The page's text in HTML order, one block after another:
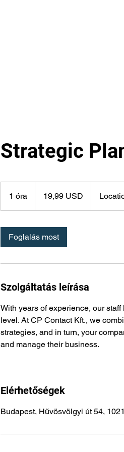
Strategic
1 óra
ó
dollár19,99 USD
Foglalás most
Szolgáltatás leírása
With years of experience, our
level. At CP Contact Kft., we
strategies, and in turn, your
and manage their business.
Elérhetőségek
Budapest, Hűvösvölgyi út 54,